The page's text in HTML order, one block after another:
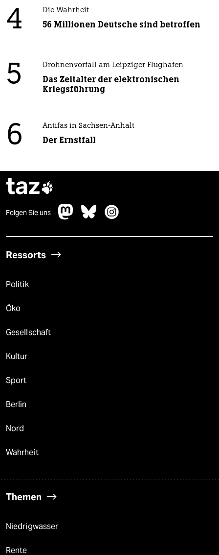
4 Die Wahrheit
56 Millionen Deutsche sind betroffen
5 Drohnenvorfall am Leipziger Flughafen
Das Zeitalter der elektronischen
Kriegsführung
6 Antifas in Sachsen-Anhalt
Der Ernstfall
taz
Folgen Sie uns
Ressorts
Politik
Öko
Gesellschaft
Kultur
Sport
Berlin
Nord
Wahrheit
Themen
Niedrigwasser
Rente